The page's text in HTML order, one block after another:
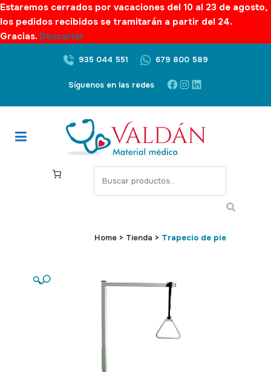
Estaremos cerrados por vacaciones del 10 al 23 de agosto,
los pedidos recibidos se tramitarán a partir del 24.
Gracias. Descartar
935 044 551 679 800 589
Síguenos en las redes Facebook
Instagram
LinkedIn
S
e
Home > Tienda > Trapecio de pie
🔍